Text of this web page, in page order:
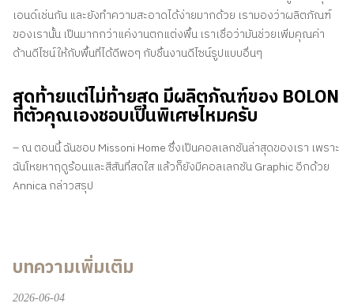
เอนด์เช่นกัน และยังทำความสะอาดได้ง่ายมากด้วย เรามองว่าผลิตภัณฑ์
ของเรานั้น เป็นมากกว่าแค่งานตกแต่งพื้น เราเชื่อว่ามันช่วยเพิ่มคุณค่า
ด้านดีไซน์ให้กับพื้นที่ได้ดีพอๆ กับชิ้นงานดีไซน์รูปแบบอื่นๆ
สุดท้ายแต่ไม่ท้ายสุด มีผลิตภัณฑ์ของ BOLON
ที่ตัวคุณเองชอบเป็นพิเศษไหมครับ
– ณ ตอนนี้ ฉันชอบ Missoni Home ซึ่งเป็นคอลเลกชันล่าสุดของเรา เพราะ
ฉันโหยหาฤดูร้อนและสีสันที่สดใส แล้วก็ยังมีคอลเลกชัน Graphic อีกด้วย
Annica กล่าวสรุป
บทความเพิ่มเติม
2026-06-04